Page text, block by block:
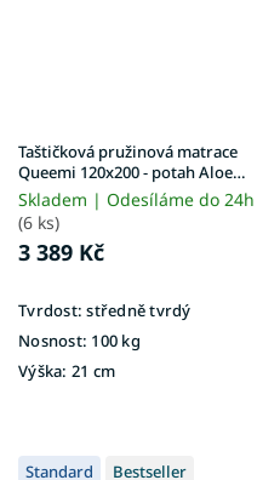
Taštičková pružinová matrace
Queemi 120x200 - potah Aloe
Vera
Skladem | Odesíláme do 24h
(6 ks)
3 389 Kč
Tvrdost: středně tvrdý
Nosnost: 100 kg
Výška: 21 cm
Standard Bestseller